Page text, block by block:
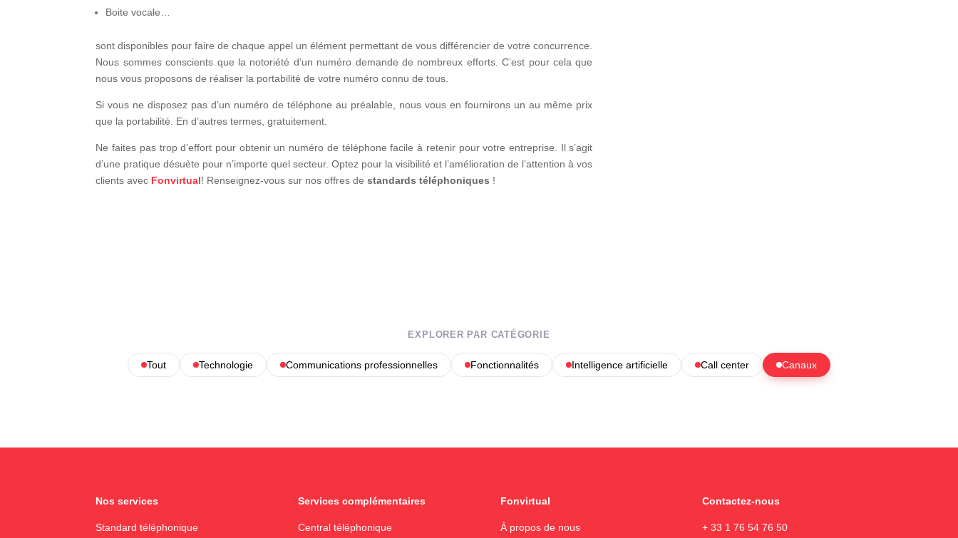
Boite vocale…
sont disponibles pour faire de chaque appel un élément permettant de vous différencier de votre concurrence.
Nous sommes conscients que la notoriété d’un numéro demande de nombreux efforts. C’est pour cela que
nous vous proposons de réaliser la portabilité de votre numéro connu de tous.
Si vous ne disposez pas d’un numéro de téléphone au préalable, nous vous en fournirons un au même prix
que la portabilité. En d’autres termes, gratuitement.
Ne faites pas trop d’effort pour obtenir un numéro de téléphone facile à retenir pour votre entreprise. Il s’agit
d’une pratique désuète pour n’importe quel secteur. Optez pour la visibilité et l’amélioration de l’attention à vos
clients avec Fonvirtual! Renseignez-vous sur nos offres de standards téléphoniques !
EXPLORER PAR CATÉGORIE
Tout Technologie Communications professionnelles Fonctionnalités Intelligence artificielle Call center Canaux
Nos services
Standard téléphonique
Services complémentaires
Central téléphonique
Fonvirtual
À propos de nous
Contactez-nous
+ 33 1 76 54 76 50